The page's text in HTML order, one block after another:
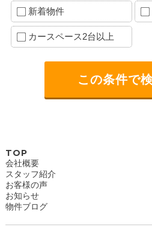
新着物件
カースペース2台以上
TOP
会社概要
スタッフ紹介
お客様の声
お知らせ
物件ブログ